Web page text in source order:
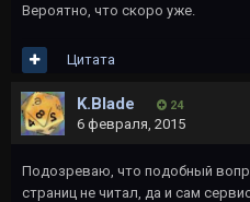
Вероятно, что скоро уже.
Цитата
K.Blade 24
6 февраля, 2015
Подозреваю, что подобный
страниц не читал, да и сам